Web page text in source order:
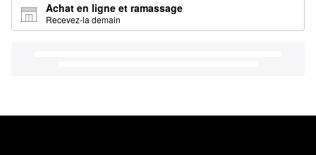
Achat en ligne et ramassage
Recevez-la demain